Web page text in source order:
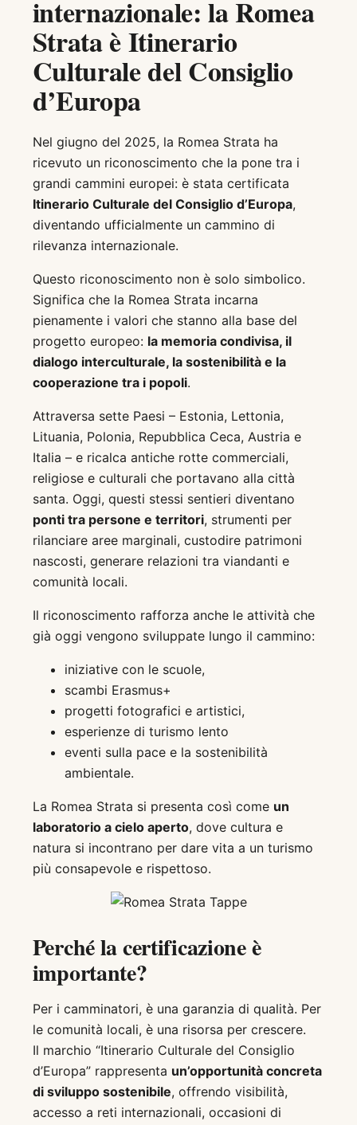
internazionale: la Romea
Strata è Itinerario
Culturale del Consiglio
d’Europa
Nel giugno del 2025, la Romea Strata ha
ricevuto un riconoscimento che la pone tra i
grandi cammini europei: è stata certificata
Itinerario Culturale del Consiglio d’Europa,
diventando ufficialmente un cammino di
rilevanza internazionale.
Questo riconoscimento non è solo simbolico.
Significa che la Romea Strata incarna
pienamente i valori che stanno alla base del
progetto europeo: la memoria condivisa, il
dialogo interculturale, la sostenibilità e la
cooperazione tra i popoli.
Attraversa sette Paesi – Estonia, Lettonia,
Lituania, Polonia, Repubblica Ceca, Austria e
Italia – e ricalca antiche rotte commerciali,
religiose e culturali che portavano alla città
santa. Oggi, questi stessi sentieri diventano
ponti tra persone e territori, strumenti per
rilanciare aree marginali, custodire patrimoni
nascosti, generare relazioni tra viandanti e
comunità locali.
Il riconoscimento rafforza anche le attività che
già oggi vengono sviluppate lungo il cammino:
iniziative con le scuole,
scambi Erasmus+
progetti fotografici e artistici,
esperienze di turismo lento
eventi sulla pace e la sostenibilità
ambientale.
La Romea Strata si presenta così come un
laboratorio a cielo aperto, dove cultura e
natura si incontrano per dare vita a un turismo
più consapevole e rispettoso.
Perché la certificazione è
importante?
Per i camminatori, è una garanzia di qualità. Per
le comunità locali, è una risorsa per crescere.
Il marchio “Itinerario Culturale del Consiglio
d’Europa” rappresenta un’opportunità concreta
di sviluppo sostenibile, offrendo visibilità,
accesso a reti internazionali, occasioni di